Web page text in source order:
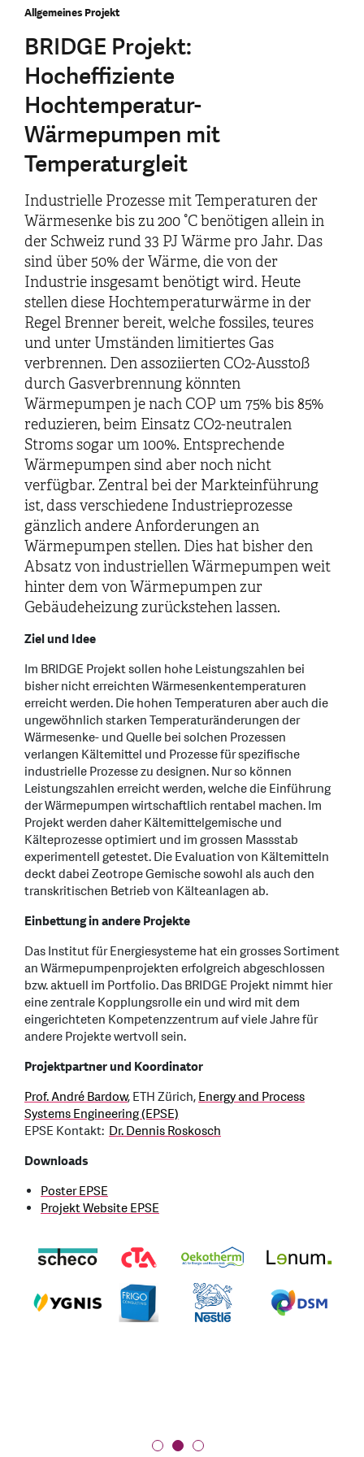
Allgemeines Projekt
BRIDGE Projekt:
Hocheffiziente
Hochtemperatur-
Wärmepumpen mit
Temperaturgleit
Industrielle Prozesse mit Temperaturen der
Wärmesenke bis zu 200 °C benötigen allein in
der Schweiz rund 33 PJ Wärme pro Jahr. Das
sind über 50% der Wärme, die von der
Industrie insgesamt benötigt wird. Heute
stellen diese Hochtemperaturwärme in der
Regel Brenner bereit, welche fossiles, teures
und unter Umständen limitiertes Gas
verbrennen. Den assoziierten CO2-Ausstoß
durch Gasverbrennung könnten
Wärmepumpen je nach COP um 75% bis 85%
reduzieren, beim Einsatz CO2-neutralen
Stroms sogar um 100%. Entsprechende
Wärmepumpen sind aber noch nicht
verfügbar. Zentral bei der Markteinführung
ist, dass verschiedene Industrieprozesse
gänzlich andere Anforderungen an
Wärmepumpen stellen. Dies hat bisher den
Absatz von industriellen Wärmepumpen weit
hinter dem von Wärmepumpen zur
Gebäudeheizung zurückstehen lassen.
Ziel und Idee
Im BRIDGE Projekt sollen hohe Leistungszahlen bei
bisher nicht erreichten Wärmesenkentemperaturen
erreicht werden. Die hohen Temperaturen aber auch die
ungewöhnlich starken Temperaturänderungen der
Wärmesenke- und Quelle bei solchen Prozessen
verlangen Kältemittel und Prozesse für spezifische
industrielle Prozesse zu designen. Nur so können
Leistungszahlen erreicht werden, welche die Einführung
der Wärmepumpen wirtschaftlich rentabel machen. Im
Projekt werden daher Kältemittelgemische und
Kälteprozesse optimiert und im grossen Massstab
experimentell getestet. Die Evaluation von Kältemitteln
deckt dabei Zeotrope Gemische sowohl als auch den
transkritischen Betrieb von Kälteanlagen ab.
Einbettung in andere Projekte
Das Institut für Energiesysteme hat ein grosses Sortiment
an Wärmepumpenprojekten erfolgreich abgeschlossen
bzw. aktuell im Portfolio. Das BRIDGE Projekt nimmt hier
eine zentrale Kopplungsrolle ein und wird mit dem
eingerichteten Kompetenzzentrum auf viele Jahre für
andere Projekte wertvoll sein.
Projektpartner und Koordinator
Prof. André Bardow, ETH Zürich,Energy and Process
Systems Engineering (EPSE)
EPSE Kontakt: Dr. Dennis Roskosch
Downloads
Poster EPSE
Projekt Website EPSE